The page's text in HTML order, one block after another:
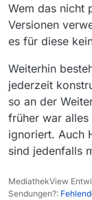
Wem das nicht
Versionen
es für diese
Weiterhin
jederzeit
so an der
früher war alles
ignoriert. Auch
sind jedenfalls
MediathekView
Sendungen?: